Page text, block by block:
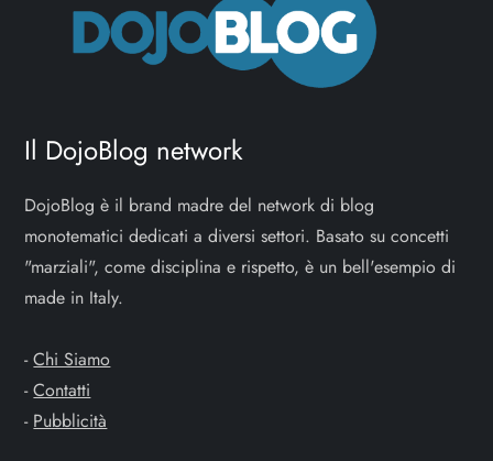
Il DojoBlog network
DojoBlog è il brand madre del network di blog
monotematici dedicati a diversi settori. Basato su concetti
"marziali", come disciplina e rispetto, è un bell'esempio di
made in Italy.
-Chi Siamo
-Contatti
- Pubblicità